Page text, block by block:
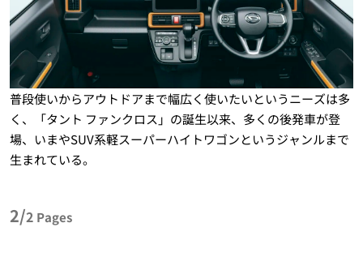
普段使いからアウトドアまで幅広く使いたいというニーズは多
く、「タント ファンクロス」の誕生以来、多くの後発車が登
場、いまやSUV系軽スーパーハイトワゴンというジャンルまで
生まれている。
2/2 Pages